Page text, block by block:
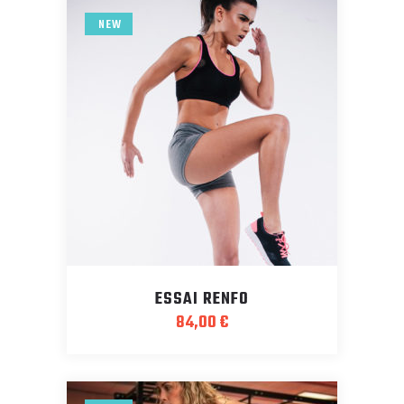
NEW
ESSAI RENFO
84,00€